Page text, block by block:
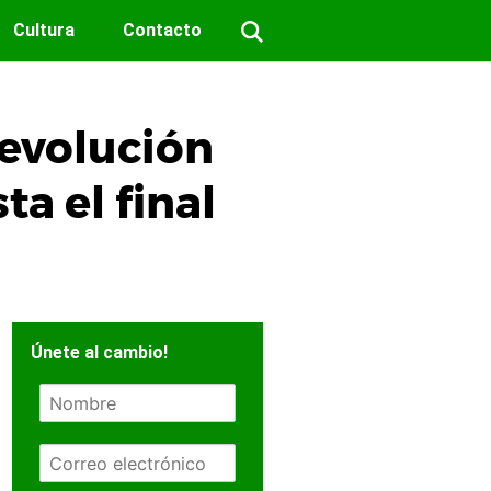
Cultura Contacto
el final
Únete al cambio!
N
m
r
E
m